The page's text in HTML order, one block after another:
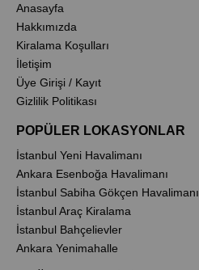
Anasayfa
Hakkımızda
Kiralama Koşulları
İletişim
Üye Girişi / Kayıt
Gizlilik Politikası
POPÜLER LOKASYONLAR
İstanbul Yeni Havalimanı
Ankara Esenboğa Havalimanı
İstanbul Sabiha Gökçen Havalimanı
İstanbul Araç Kiralama
İstanbul Bahçelievler
Ankara Yenimahalle